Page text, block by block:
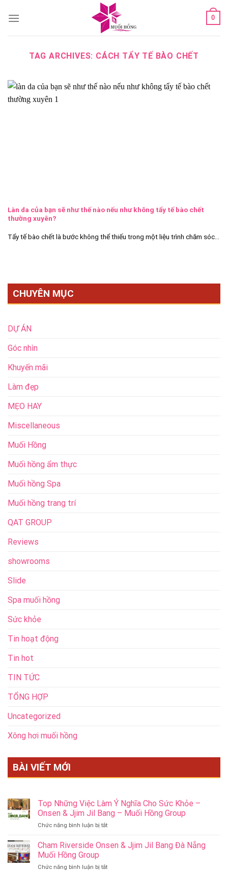
0
TAG ARCHIVES: CÁCH TẨY TẾ BÀO CHẾT
Làn da của bạn sẽ như thế nào nếu như không tẩy tế bào chết
thường xuyên?
Tẩy tế bào chết là bước không thể thiếu trong một liệu trình chăm sóc...
CHUYÊN MỤC
DỰ ÁN
Góc nhìn
Khuyến mãi
Làm đẹp
MẸO HAY
Miscellaneous
Muối Hồng
Muối hồng ẩm thực
Muối hồng Spa
Muối hồng trang trí
QAT GROUP
Reviews
showrooms
Slide
Spa muối hồng
Sức khỏe
Tin hoạt động
Tin hot
TIN TỨC
TỔNG HỢP
Uncategorized
Xông hơi muối hồng
BÀI VIẾT MỚI
Top Những Việc Làm Ý Nghĩa Cho Sức Khỏe –
Onsen & Jjim Jil Bang – Muối Hồng Group
Chức năng bình luận bị tắtở
Những
Ý
Cham Riverside Onsen & Jjim Jil Bang Đà Nẵng
Muối Hồng Group
Chức năng bình luận bị tắtở